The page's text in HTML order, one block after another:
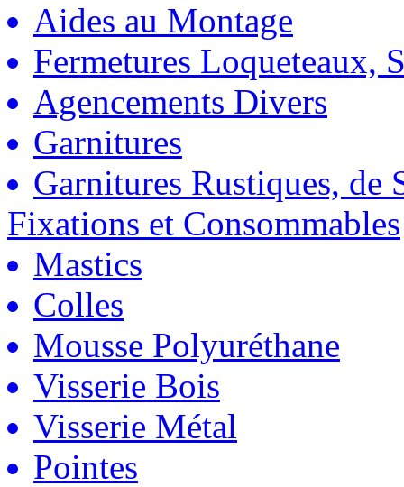
Aides au Montage
Fermetures Loqueteaux,
Agencements Divers
Garnitures
Garnitures Rustiques, de
Fixations et Consommables
Mastics
Colles
Mousse Polyuréthane
Visserie Bois
Visserie Métal
Pointes